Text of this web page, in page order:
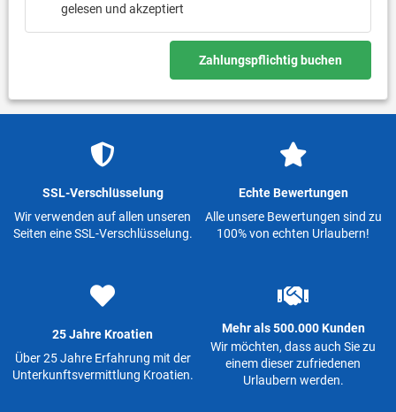
gelesen und akzeptiert
Zahlungspflichtig buchen
SSL-Verschlüsselung
Wir verwenden auf allen unseren
Seiten eine SSL-Verschlüsselung.
Echte Bewertungen
Alle unsere Bewertungen sind zu
100% von echten Urlaubern!
25 Jahre Kroatien
Über 25 Jahre Erfahrung mit der
Unterkunftsvermittlung Kroatien.
Mehr als 500.000 Kunden
Wir möchten, dass auch Sie zu
einem dieser zufriedenen
Urlaubern werden.